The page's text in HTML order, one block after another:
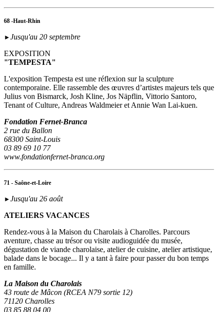
68 -Haut-Rhin
► Jusqu'au 20 septembre
EXPOSITION
"TEMPESTA"
L'exposition Tempesta est une réflexion sur la sculpture
contemporaine. Elle rassemble des œuvres d’artistes majeurs tels que
Julius von Bismarck, Josh Kline, Jos Näpflin, Vittorio Santoro,
Tenant of Culture, Andreas Waldmeier et Annie Wan Lai-kuen.
Fondation Fernet-Branca
2 rue du Ballon
68300 Saint-Louis
03 89 69 10 77
www.fondationfernet-branca.org
71 - Saône-et-Loire
► Jusqu'au 26 août
ATELIERS VACANCES
Rendez-vous à la Maison du Charolais à Charolles. Parcours
aventure, chasse au trésor ou visite audioguidée du musée,
dégustation de viande charolaise, atelier de cuisine, atelier artistique,
balade dans le bocage... Il y a tant à faire pour passer du bon temps
en famille.
La Maison du Charolais
43 route de Mâcon (RCEA N79 sortie 12)
71120 Charolles
03 85 88 04 00